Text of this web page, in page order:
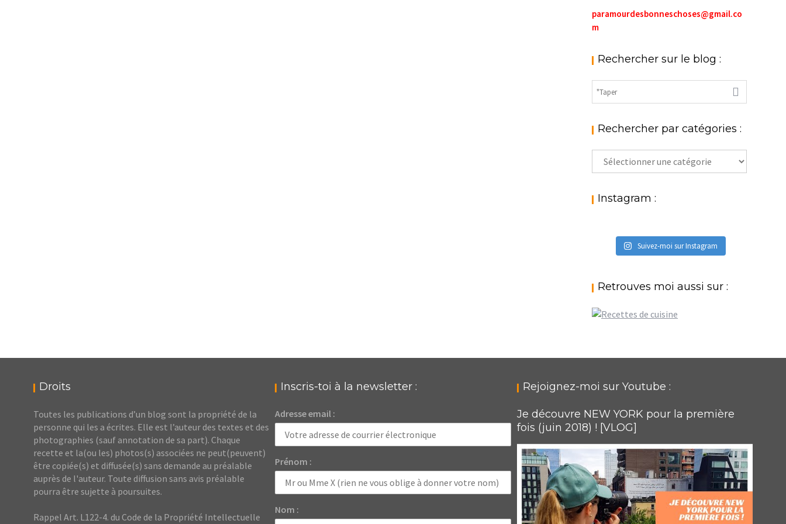
paramourdesbonneschoses@gmail.co
m
Rechercher sur le blog :
Rechercher par catégories :
Rechercher
par
: Instagram :
Suivez-moi sur Instagram
Retrouves moi aussi sur :
Droits
Toutes les publications d’un blog sont la propriété de la
personne qui les a écrites. Elle est l’auteur des textes et des
photographies (sauf annotation de sa part). Chaque
recette et la(ou les) photos(s) associées ne peut(peuvent)
être copiée(s) et diffusée(s) sans demande au préalable
auprès de l'auteur. Toute diffusion sans avis préalable
pourra être sujette à poursuites.
Rappel Art. L122-4. du Code de la Propriété Intellectuelle
Inscris-toi à la newsletter :
Adresse email :
Prénom :
Nom :
Rejoignez-moi sur Youtube :
Je découvre NEW YORK pour la première
fois (juin 2018) ! [VLOG]